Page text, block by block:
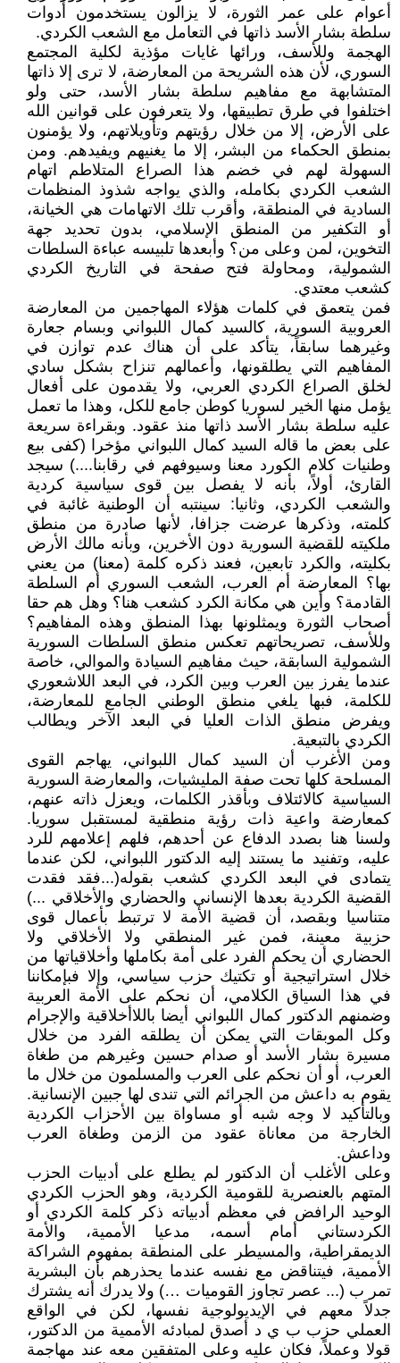
أعوام على عمر الثورة، لا يزالون يستخدمون أدوات
سلطة بشار الأسد ذاتها في التعامل مع الشعب الكردي.
الهجمة وللأسف، ورائها غايات مؤذية لكلية المجتمع
السوري، لأن هذه الشريحة من المعارضة، لا ترى إلا ذاتها
المتشابهة مع مفاهيم سلطة بشار الأسد، حتى ولو
اختلفوا في طرق تطبيقها، ولا يتعرفون على قوانين الله
على الأرض، إلا من خلال رؤيتهم وتأويلاتهم، ولا يؤمنون
بمنطق الحكماء من البشر، إلا ما يغنيهم ويفيدهم. ومن
السهولة لهم في خضم هذا الصراع المتلاطم اتهام
الشعب الكردي بكامله، والذي يواجه شذوذ المنظمات
السادية في المنطقة، وأقرب تلك الاتهامات هي الخيانة،
أو التكفير من المنطق الإسلامي، بدون تحديد جهة
التخوين، لمن وعلى من؟ وأبعدها تلبيسه عباءة السلطات
الشمولية، ومحاولة فتح صفحة في التاريخ الكردي
كشعب معتدي.
فمن يتعمق في كلمات هؤلاء المهاجمين من المعارضة
العروبية السورية، كالسيد كمال اللبواني وبسام جعارة
وغيرهما سابقاً، يتأكد على أن هناك عدم توازن في
المفاهيم التي يطلقونها، وأعمالهم تنزاح بشكل سادي
لخلق الصراع الكردي العربي، ولا يقدمون على أفعال
يؤمل منها الخير لسوريا كوطن جامع للكل، وهذا ما تعمل
عليه سلطة بشار الأسد ذاتها منذ عقود. وبقراءة سريعة
على بعض ما قاله السيد كمال اللبواني مؤخرا (كفى بيع
وطنيات كلام الكورد معنا وسيوفهم في رقابنا....) سيجد
القارئ، أولاً، بأنه لا يفصل بين قوى سياسية كردية
والشعب الكردي، وثانيا: سينتبه أن الوطنية غائبة في
كلمته، وذكرها عرضت جزافا، لأنها صادرة من منطق
ملكيته للقضية السورية دون الأخرين، وبأنه مالك الأرض
بكليته، والكرد تابعين، فعند ذكره كلمة (معنا) من يعني
بها؟ المعارضة أم العرب، الشعب السوري أم السلطة
القادمة؟ وأين هي مكانة الكرد كشعب هنا؟ وهل هم حقا
أصحاب الثورة ويمثلونها بهذا المنطق وهذه المفاهيم؟
وللأسف، تصريحاتهم تعكس منطق السلطات السورية
الشمولية السابقة، حيث مفاهيم السيادة والموالي، خاصة
عندما يفرز بين العرب وبين الكرد، في البعد اللاشعوري
للكلمة، فبها يلغي منطق الوطني الجامع للمعارضة،
ويفرض منطق الذات العليا في البعد الآخر ويطالب
الكردي بالتبعية.
ومن الأغرب أن السيد كمال اللبواني، يهاجم القوى
المسلحة كلها تحت صفة المليشيات، والمعارضة السورية
السياسية كالائتلاف وبأقذر الكلمات، ويعزل ذاته عنهم،
كمعارضة واعية ذات رؤية منطقية لمستقبل سوريا.
ولسنا هنا بصدد الدفاع عن أحدهم، فلهم إعلامهم للرد
عليه، وتفنيد ما يستند إليه الدكتور اللبواني، لكن عندما
يتمادى في البعد الكردي كشعب بقوله(...فقد فقدت
القضية الكردية بعدها الإنساني والحضاري والأخلاقي ...)
متناسيا وبقصد، أن قضية الأمة لا ترتبط بأعمال قوى
حزبية معينة، فمن غير المنطقي ولا الأخلاقي ولا
الحضاري أن يحكم الفرد على أمة بكاملها وأخلاقياتها من
خلال استراتيجية أو تكتيك حزب سياسي، وإلا فبإمكاننا
في هذا السياق الكلامي، أن نحكم على الأمة العربية
وضمنهم الدكتور كمال اللبواني أيضا باللاأخلاقية والإجرام
وكل الموبقات التي يمكن أن يطلقه الفرد من خلال
مسيرة بشار الأسد أو صدام حسين وغيرهم من طغاة
العرب، أو أن نحكم على العرب والمسلمون من خلال ما
يقوم به داعش من الجرائم التي تندى لها جبين الإنسانية.
وبالتأكيد لا وجه شبه أو مساواة بين الأحزاب الكردية
الخارجة من معاناة عقود من الزمن وطغاة العرب
وداعش.
وعلى الأغلب أن الدكتور لم يطلع على أدبيات الحزب
المتهم بالعنصرية للقومية الكردية، وهو الحزب الكردي
الوحيد الرافض في معظم أدبياته ذكر كلمة الكردي أو
الكردستاني أمام أسمه، مدعيا الأممية، والأمة
الديمقراطية، والمسيطر على المنطقة بمفهوم الشراكة
الأممية، فيتناقض مع نفسه عندما يحذرهم بأن البشرية
تمر ب (... عصر تجاوز القوميات …) ولا يدرك أنه يشترك
جدلاً معهم في الإيديولوجية نفسها، لكن في الواقع
العملي حزب ب ي د أصدق لمبادئه الأممية من الدكتور،
قولا وعملاً، فكان عليه وعلى المتفقين معه عند مهاجمة